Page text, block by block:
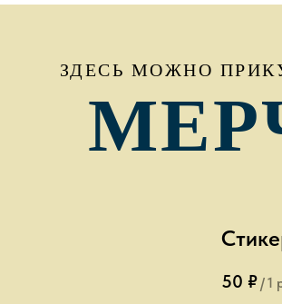
ЗДЕСЬ МОЖНО
50 ₽ /1